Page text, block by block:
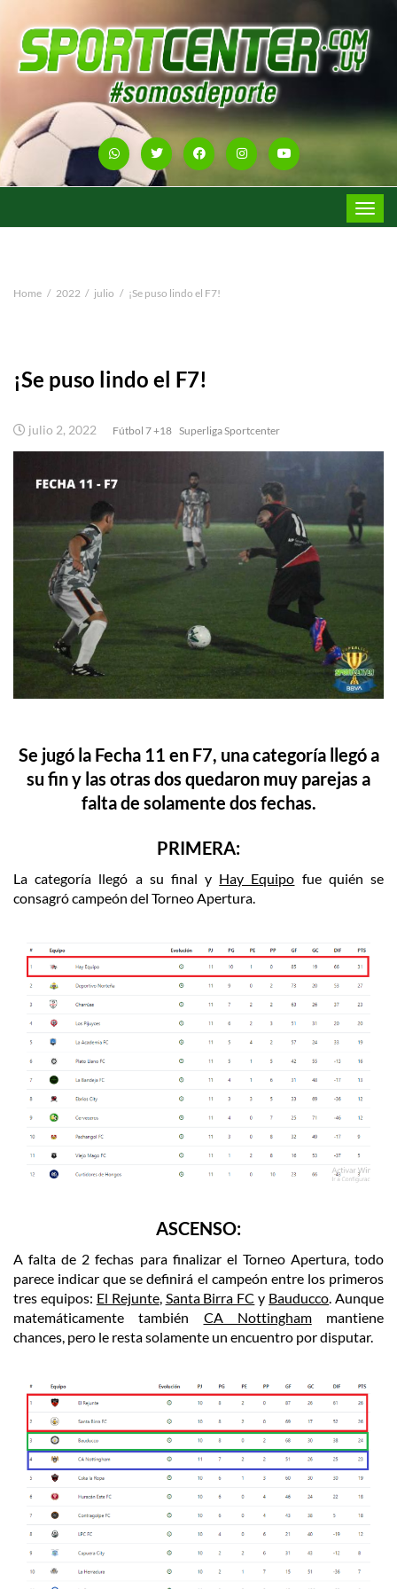
Toggle
Home 2022 julio ¡Se puso lindo el F7!
¡Se puso lindo el F7!
julio 2, 2022 Fútbol 7 +18 Superliga Sportcenter
Se jugó la Fecha 11 en F7, una categoría llegó a
su fin y las otras dos quedaron muy parejas a
falta de solamente dos fechas.
PRIMERA:
La categoría llegó a su final y Hay Equipo fue quién se
consagró campeón del Torneo Apertura.
ASCENSO:
A falta de 2 fechas para finalizar el Torneo Apertura, todo
parece indicar que se definirá el campeón entre los primeros
tres equipos: El Rejunte, Santa Birra FC y Bauducco. Aunque
matemáticamente también CA Nottinghammantiene
chances, pero le resta solamente un encuentro por disputar.